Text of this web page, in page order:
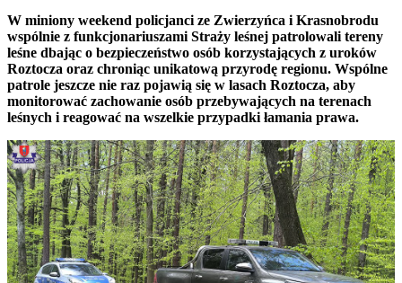
W miniony weekend policjanci ze Zwierzyńca i Krasnobrodu
wspólnie z funkcjonariuszami Straży leśnej patrolowali tereny
leśne dbając o bezpieczeństwo osób korzystających z uroków
Roztocza oraz chroniąc unikatową przyrodę regionu. Wspólne
patrole jeszcze nie raz pojawią się w lasach Roztocza, aby
monitorować zachowanie osób przebywających na terenach
leśnych i reagować na wszelkie przypadki łamania prawa.